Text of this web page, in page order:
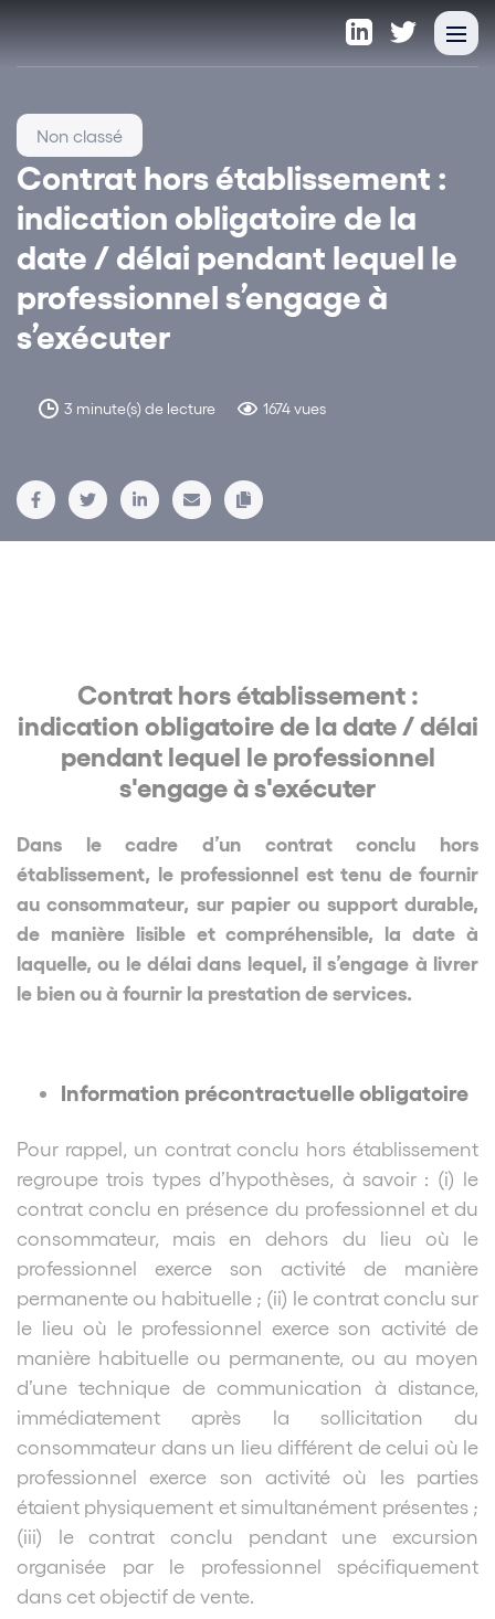
Contrat hors établissement :
indication obligatoire de la
date / délai pendant lequel le
professionnel s’engage à
s’exécuter
3 minute(s) de lecture 1674 vues
Non classé
Contrat hors établissement :
indication obligatoire de la date / délai
pendant lequel le professionnel
s'engage à s'exécuter
Dans le cadre d’un contrat conclu hors
établissement, le professionnel est tenu de fournir
au consommateur, sur papier ou support durable,
de manière lisible et compréhensible, la date à
laquelle, ou le délai dans lequel, il s’engage à livrer
le bien ou à fournir la prestation de services.
Information précontractuelle obligatoire
Pour rappel, un contrat conclu hors établissement
regroupe trois types d’hypothèses, à savoir : (i) le
contrat conclu en présence du professionnel et du
consommateur, mais en dehors du lieu où le
professionnel exerce son activité de manière
permanente ou habituelle ; (ii) le contrat conclu sur
le lieu où le professionnel exerce son activité de
manière habituelle ou permanente, ou au moyen
d’une technique de communication à distance,
immédiatement après la sollicitation du
consommateur dans un lieu différent de celui où le
professionnel exerce son activité où les parties
étaient physiquement et simultanément présentes ;
(iii) le contrat conclu pendant une excursion
organisée par le professionnel spécifiquement
dans cet objectif de vente.